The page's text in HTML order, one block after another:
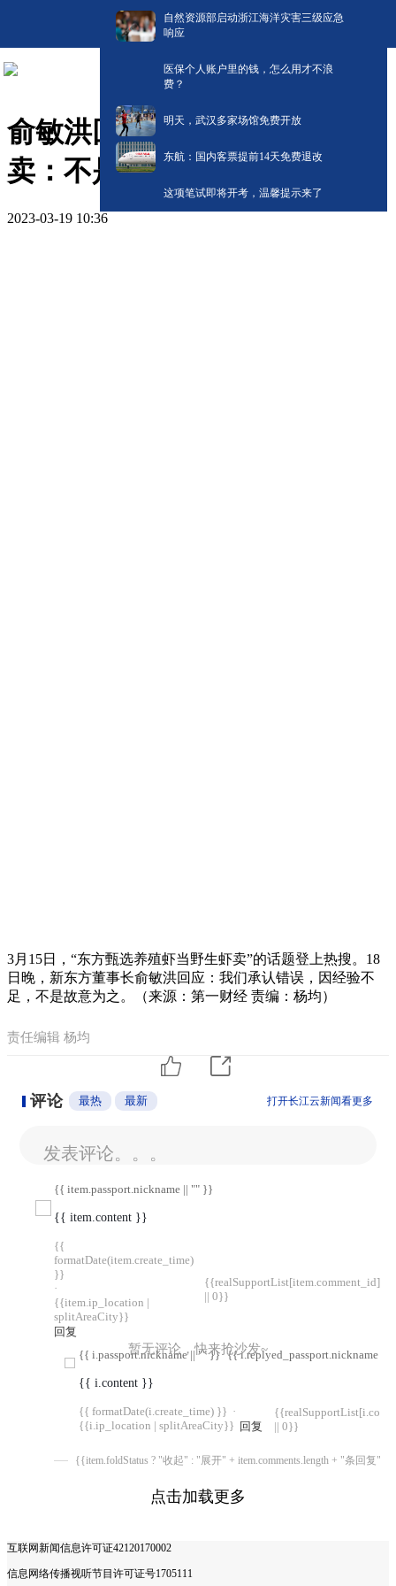
自然资源部启动浙江海洋灾害三级应急
响应
医保个人账户里的钱，怎么用才不浪
费？
明天，武汉多家场馆免费开放
东航：国内客票提前14天免费退改
这项笔试即将开考，温馨提示来了
俞敏洪回应养殖虾当野生虾
卖：不是故意为之
2023-03-19 10:36
3月15日，“东方甄选养殖虾当野生虾卖”的话题登上热搜。18
日晚，新东方董事长俞敏洪回应：我们承认错误，因经验不
足，不是故意为之。（来源：第一财经 责编：杨均）
责任编辑 杨均
评论 最热 最新 打开长江云新闻看更多
发表评论。。。
{{ item.passport.nickname || "" }}
{{ item.content }}
{{
formatDate(item.create_time)
}}
·
{{item.ip_location |
splitAreaCity}}
回复
{{realSupportList[item.comment_id]
|| 0}}
{{ i.passport.nickname || "" }} {{ i.replyed_passport.nickname ||
{{ i.content }}
{{ formatDate(i.create_time) }} ·
{{i.ip_location | splitAreaCity}} 回复
|| 0}}
{{item.foldStatus ? "收起" : "展开" + item.comments.length + "条回复"}}
暂无评论，快来抢沙发~
点击加载更多
互联网新闻信息许可证42120170002
信息网络传播视听节目许可证号1705111